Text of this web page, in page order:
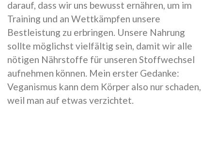
darauf, dass wir uns bewusst ernähren, um im
Training und an Wettkämpfen unsere
Bestleistung zu erbringen. Unsere Nahrung
sollte möglichst vielfältig sein, damit wir alle
nötigen Nährstoffe für unseren Stoffwechsel
aufnehmen können. Mein erster Gedanke:
Veganismus kann dem Körper also nur schaden,
weil man auf etwas verzichtet.